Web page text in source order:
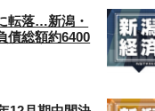
転落…新潟・
債総額約6400